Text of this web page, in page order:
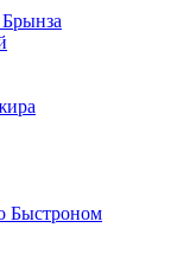
Быстроном